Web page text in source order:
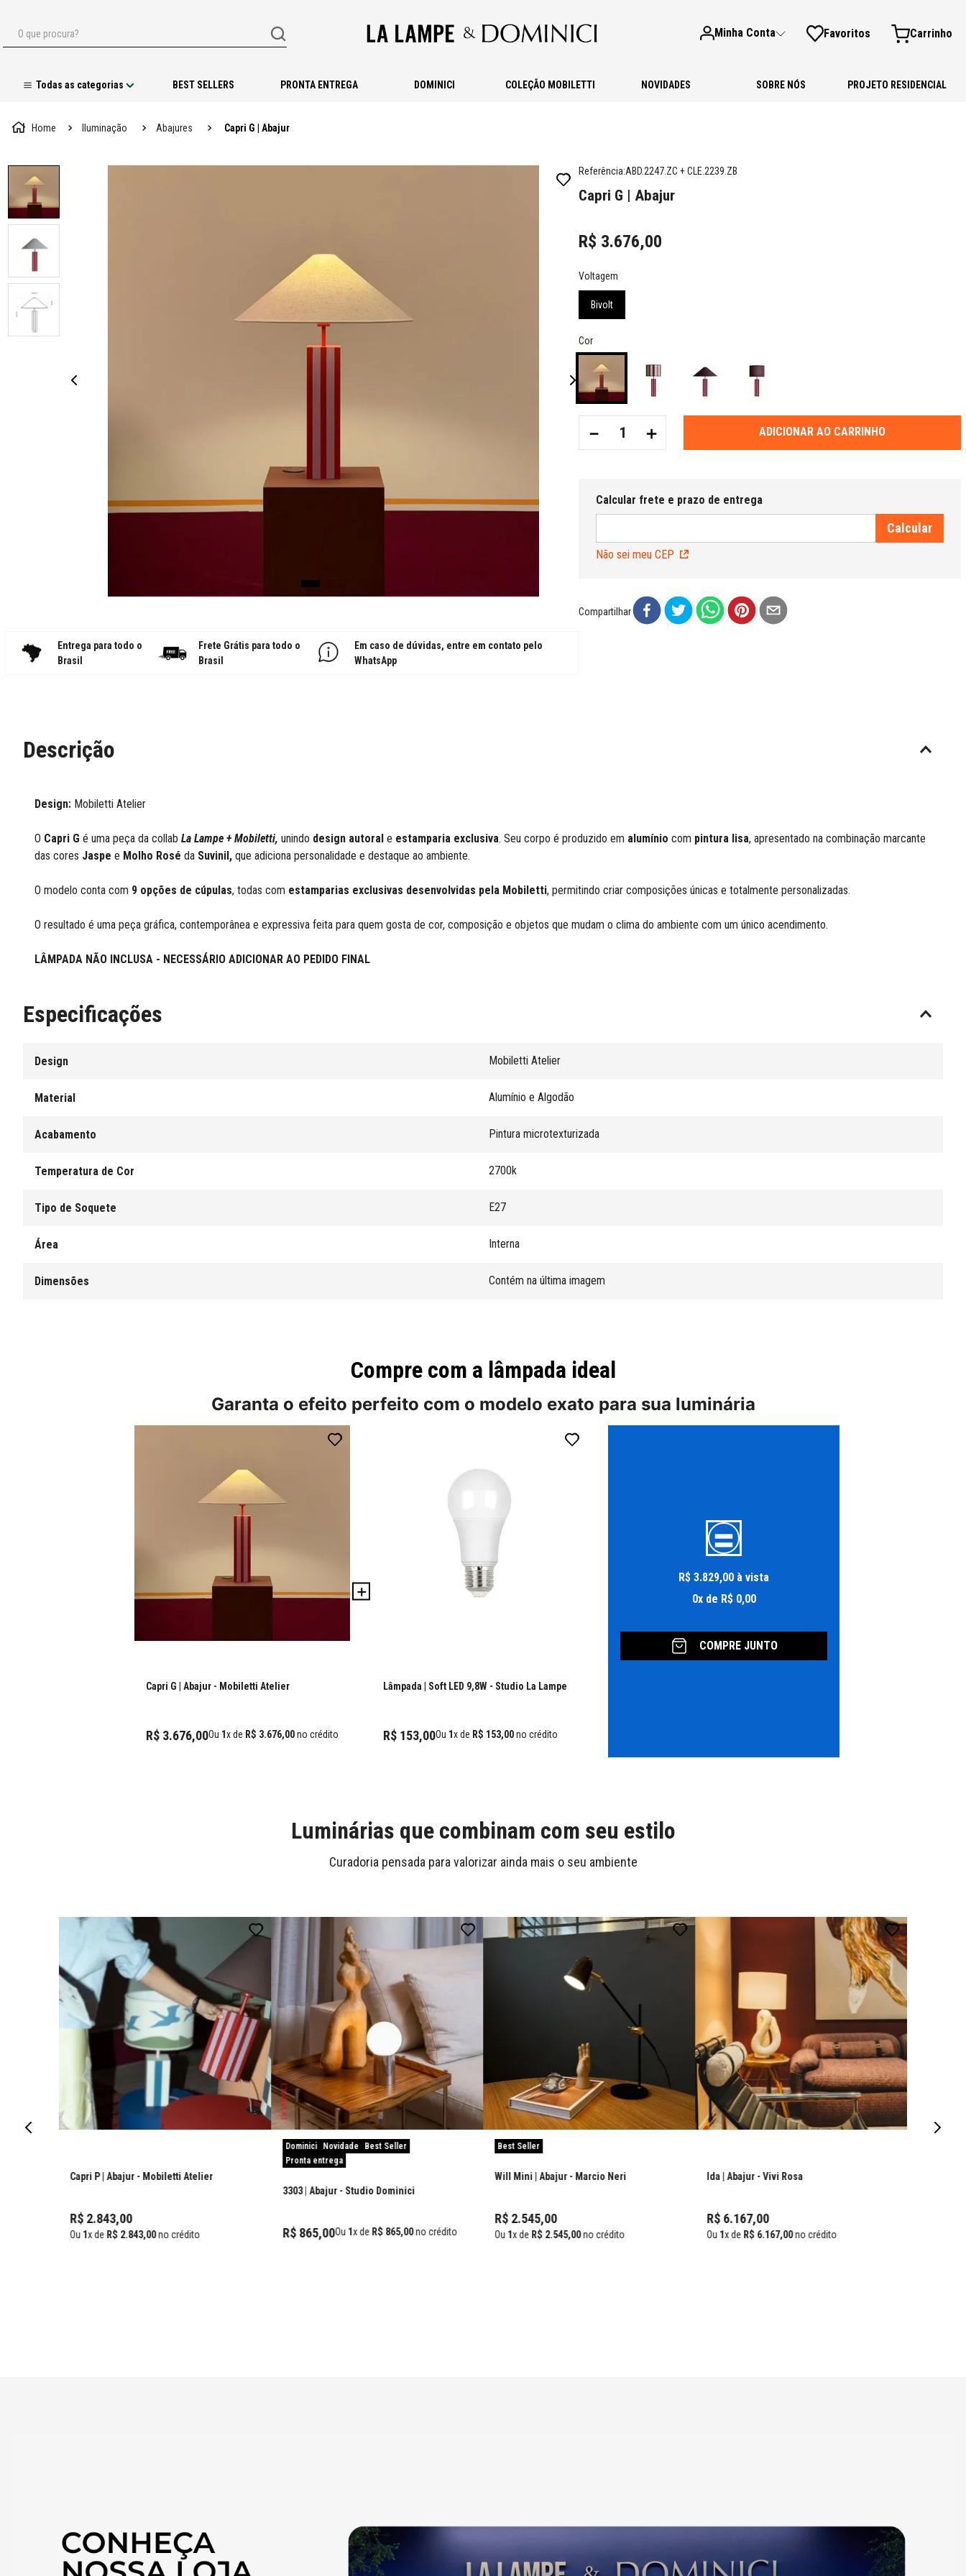
O que procura? Minha Conta Favoritos
BEST SELLERS PRONTA ENTREGA DOMINICI COLEÇÃO MOBILETTI NOVIDADES SOBRE NÓS PROJETO RESIDENCIAL
Iluminação Abajures Capri G | Abajur
Entrega para todo o
Brasil
Frete Grátis para todo o
Brasil
Em caso de dúvidas, entre em contato pelo
WhatsApp
Referência:ABD.2247.ZC + CLE.2239.ZB
Capri G | Abajur
R$ 3.676,00
Voltagem
Bivolt
Cor
＋
－ ADICIONAR AO CARRINHO
Não sei meu CEP
Compartilhar
Descrição
Design: Mobiletti Atelier
O Capri G é uma peça da collab La Lampe + Mobiletti, unindo design autoral e estamparia exclusiva. Seu corpo é produzido em alumínio com pintura lisa, apresentado na combinação marcante
das cores Jaspe e Molho Rosé da Suvinil, que adiciona personalidade e destaque ao ambiente.
O modelo conta com 9 opções de cúpulas, todas com estamparias exclusivas desenvolvidas pela Mobiletti, permitindo criar composições únicas e totalmente personalizadas.
O resultado é uma peça gráfica, contemporânea e expressiva feita para quem gosta de cor, composição e objetos que mudam o clima do ambiente com um único acendimento.
LÂMPADA NÃO INCLUSA - NECESSÁRIO ADICIONAR AO PEDIDO FINAL
Especificações
Design Mobiletti Atelier
Material Alumínio e Algodão
Acabamento Pintura microtexturizada
Temperatura de Cor 2700k
Tipo de Soquete E27
Área Interna
Dimensões Contém na última imagem
Compre com a lâmpada ideal
Garanta o efeito perfeito com o modelo exato para sua luminária
Capri G | Abajur - Mobiletti Atelier
R$ 3.676,00Ou 1x de R$ 3.676,00no crédito
Lâmpada | Soft LED 9,8W - Studio La Lampe
R$ 153,00Ou 1x de R$ 153,00no crédito
R$ 3.829,00 à vista
0x de R$ 0,00
COMPRE JUNTO
Luminárias que combinam com seu estilo
Curadoria pensada para valorizar ainda mais o seu ambiente
Capri P | Abajur - Mobiletti Atelier
R$ 2.843,00
Ou 1x de R$ 2.843,00no crédito
Dominici Novidade
Best Seller
Pronta entrega
3303 | Abajur - Studio Dominici
R$ 865,00Ou 1x de R$ 865,00no crédito
Best Seller
Will Mini | Abajur - Marcio Neri
R$ 2.545,00
Ou 1x de R$ 2.545,00no crédito
Ida | Abajur - Vivi Rosa
R$ 6.167,00
Ou 1x de R$ 6.167,00no crédito